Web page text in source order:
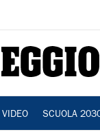
VIDEO SCUOLA